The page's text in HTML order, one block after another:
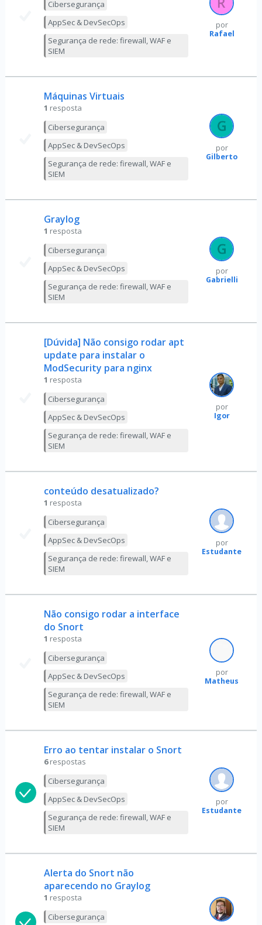
Cibersegurança
AppSec & DevSecOps
Segurança de rede: firewall, WAF e
SIEM
por
Rafael
Máquinas Virtuais
1 resposta
Cibersegurança
AppSec & DevSecOps
Segurança de rede: firewall, WAF e
SIEM
por
Gilberto
Graylog
1 resposta
Cibersegurança
AppSec & DevSecOps
Segurança de rede: firewall, WAF e
SIEM
por
Gabrielli
[Dúvida] Não consigo rodar apt
update para instalar o
ModSecurity para nginx
1 resposta
Cibersegurança
AppSec & DevSecOps
Segurança de rede: firewall, WAF e
SIEM
por
Igor
conteúdo desatualizado?
1 resposta
Cibersegurança
AppSec & DevSecOps
Segurança de rede: firewall, WAF e
SIEM
por
Estudante
Não consigo rodar a interface
do Snort
1 resposta
Cibersegurança
AppSec & DevSecOps
Segurança de rede: firewall, WAF e
SIEM
por
Matheus
Erro ao tentar instalar o Snort
6 respostas
Cibersegurança
AppSec & DevSecOps
Segurança de rede: firewall, WAF e
SIEM
por
Estudante
Alerta do Snort não
aparecendo no Graylog
1 resposta
Cibersegurança